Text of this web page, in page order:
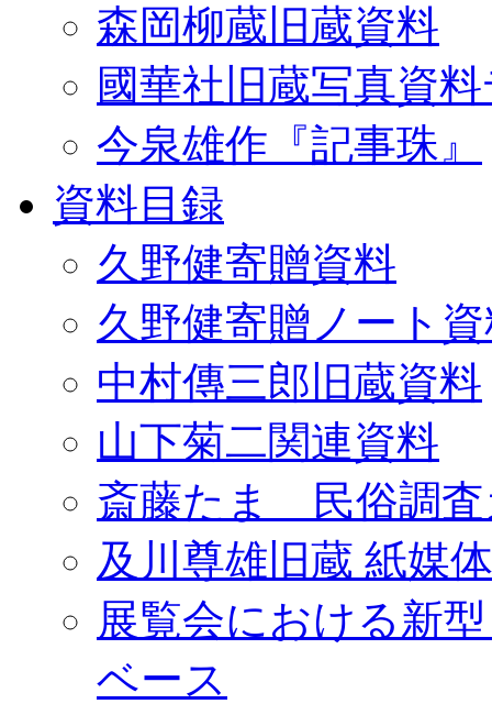
森岡柳蔵旧蔵資料
國華社旧蔵写真資
今泉雄作『記事珠』
資料目録
久野健寄贈資料
久野健寄贈ノート
中村傳三郎旧蔵資料
山下菊二関連資料
斎藤たま 民俗調査
及川尊雄旧蔵 紙媒
展覧会における新
ベース